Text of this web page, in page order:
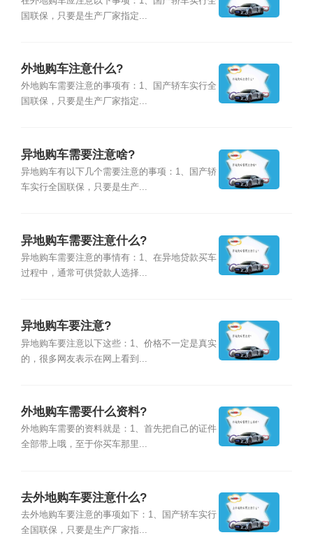
国联保，只要是生产厂家指定...
外地购车注意什么?
外地购车需要注意的事项有：1、国产轿车实行全
国联保，只要是生产厂家指定...
异地购车需要注意啥?
异地购车有以下几个需要注意的事项：1、国产轿
车实行全国联保，只要是生产...
异地购车需要注意什么?
异地购车需要注意的事情有：1、在异地贷款买车
过程中，通常可供贷款人选择...
异地购车要注意?
异地购车要注意以下这些：1、价格不一定是真实
的，很多网友表示在网上看到...
外地购车需要什么资料?
外地购车需要的资料就是：1、首先把自己的证件
全部带上哦，至于你买车那里...
去外地购车要注意什么?
去外地购车要注意的事项如下：1、国产轿车实行
全国联保，只要是生产厂家指...